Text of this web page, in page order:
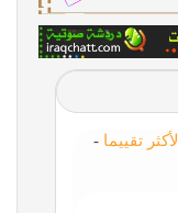
الأكثر تقييما -